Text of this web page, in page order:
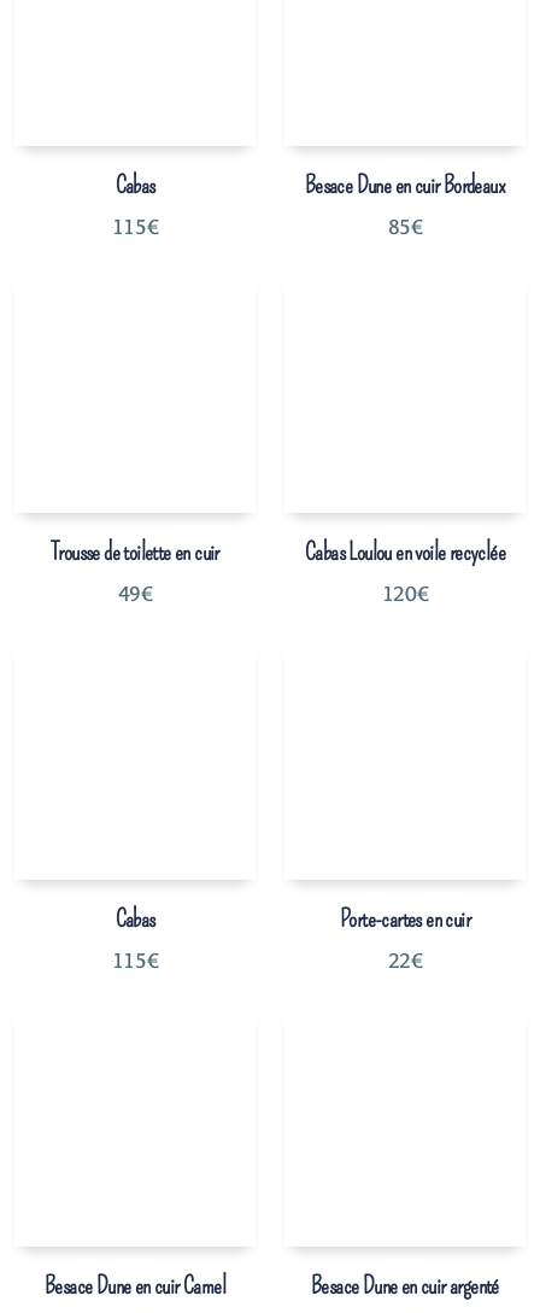
Cabas
115€
Besace Dune en cuir Bordeaux
85€
Trousse de toilette en cuir
49€
Cabas Loulou en voile recyclée
120€
Cabas
115€
Porte-cartes en cuir
22€
Besace Dune en cuir Camel Besace Dune en cuir argenté